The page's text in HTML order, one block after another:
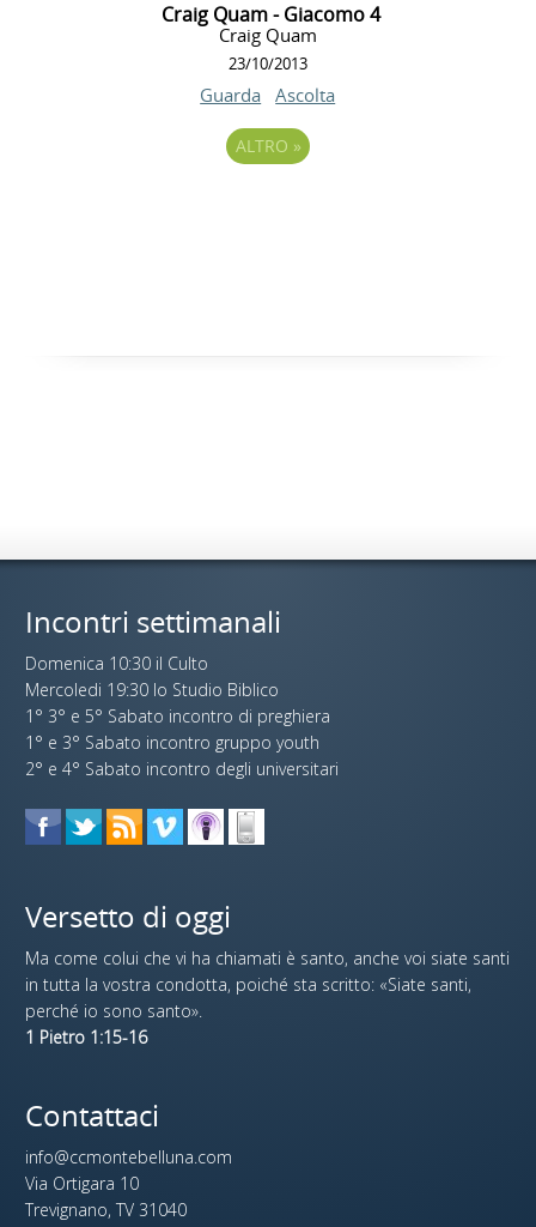
Craig Quam - Giacomo 4
Craig Quam
23/10/2013
Guarda Ascolta
ALTRO »
Incontri settimanali
Domenica 10:30 il Culto
Mercoledi 19:30 lo Studio Biblico
1° 3° e 5° Sabato incontro di preghiera
1° e 3° Sabato incontro gruppo youth
2° e 4° Sabato incontro degli universitari
Versetto di oggi
Ma come colui che vi ha chiamati è santo, anche voi siate santi
in tutta la vostra condotta, poiché sta scritto: «Siate santi,
perché io sono santo».
1 Pietro 1:15-16
Contattaci
info@ccmontebelluna.com
Via Ortigara 10
Trevignano, TV 31040